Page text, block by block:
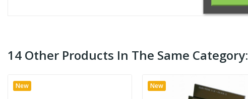
14 Other Products In The Same Category:
New New